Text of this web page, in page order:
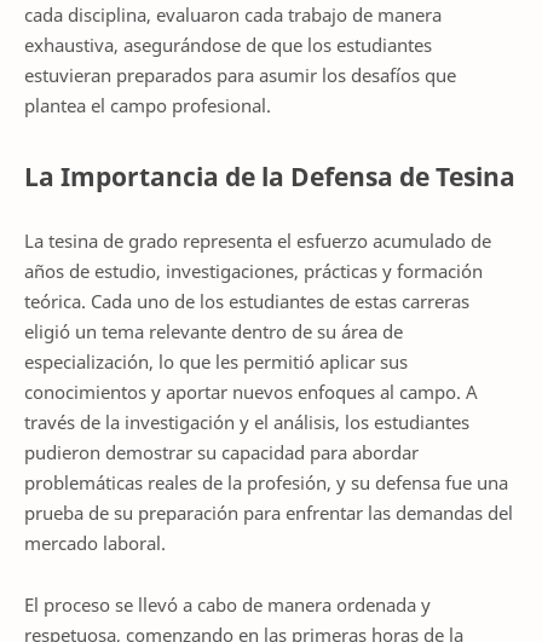
cada disciplina, evaluaron cada trabajo de manera
exhaustiva, asegurándose de que los estudiantes
estuvieran preparados para asumir los desafíos que
plantea el campo profesional.
La Importancia de la Defensa de Tesina
La tesina de grado representa el esfuerzo acumulado de
años de estudio, investigaciones, prácticas y formación
teórica. Cada uno de los estudiantes de estas carreras
eligió un tema relevante dentro de su área de
especialización, lo que les permitió aplicar sus
conocimientos y aportar nuevos enfoques al campo. A
través de la investigación y el análisis, los estudiantes
pudieron demostrar su capacidad para abordar
problemáticas reales de la profesión, y su defensa fue una
prueba de su preparación para enfrentar las demandas del
mercado laboral.
El proceso se llevó a cabo de manera ordenada y
respetuosa, comenzando en las primeras horas de la